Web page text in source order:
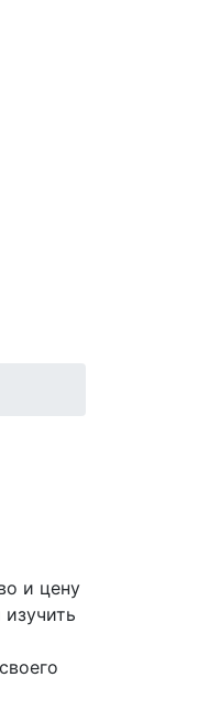
и цену